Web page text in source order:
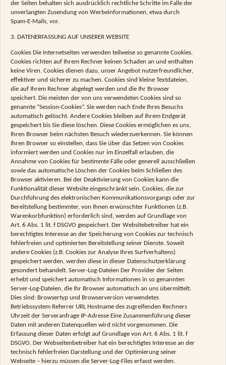
der Seiten behalten sich ausdrücklich rechtliche Schritte im Falle der
unverlangten Zusendung von Werbeinformationen, etwa durch
Spam-E-Mails, vor.
3. DATENERFASSUNG AUF UNSERER WEBSITE
Cookies Die Internetseiten verwenden teilweise so genannte Cookies.
Cookies richten auf Ihrem Rechner keinen Schaden an und enthalten
keine Viren. Cookies dienen dazu, unser Angebot nutzerfreundlicher,
effektiver und sicherer zu machen. Cookies sind kleine Textdateien,
die auf Ihrem Rechner abgelegt werden und die Ihr Browser
speichert. Die meisten der von uns verwendeten Cookies sind so
genannte “Session-Cookies”. Sie werden nach Ende Ihres Besuchs
automatisch gelöscht. Andere Cookies bleiben auf Ihrem Endgerät
gespeichert bis Sie diese löschen. Diese Cookies ermöglichen es uns,
Ihren Browser beim nächsten Besuch wiederzuerkennen. Sie können
Ihren Browser so einstellen, dass Sie über das Setzen von Cookies
informiert werden und Cookies nur im Einzelfall erlauben, die
Annahme von Cookies für bestimmte Fälle oder generell ausschließen
sowie das automatische Löschen der Cookies beim Schließen des
Browser aktivieren. Bei der Deaktivierung von Cookies kann die
Funktionalität dieser Website eingeschränkt sein. Cookies, die zur
Durchführung des elektronischen Kommunikationsvorgangs oder zur
Bereitstellung bestimmter, von Ihnen erwünschter Funktionen (z.B.
Warenkorbfunktion) erforderlich sind, werden auf Grundlage von
Art. 6 Abs. 1 lit. f DSGVO gespeichert. Der Websitebetreiber hat ein
berechtigtes Interesse an der Speicherung von Cookies zur technisch
fehlerfreien und optimierten Bereitstellung seiner Dienste. Soweit
andere Cookies (z.B. Cookies zur Analyse Ihres Surfverhaltens)
gespeichert werden, werden diese in dieser Datenschutzerklärung
gesondert behandelt. Server-Log-Dateien Der Provider der Seiten
erhebt und speichert automatisch Informationen in so genannten
Server-Log-Dateien, die Ihr Browser automatisch an uns übermittelt.
Dies sind: Browsertyp und Browserversion verwendetes
Betriebssystem Referrer URL Hostname des zugreifenden Rechners
Uhrzeit der Serveranfrage IP-Adresse Eine Zusammenführung dieser
Daten mit anderen Datenquellen wird nicht vorgenommen. Die
Erfassung dieser Daten erfolgt auf Grundlage von Art. 6 Abs. 1 lit. f
DSGVO. Der Webseitenbetreiber hat ein berechtigtes Interesse an der
technisch fehlerfreien Darstellung und der Optimierung seiner
Webseite – hierzu müssen die Server-Log-Files erfasst werden.